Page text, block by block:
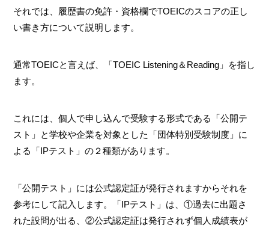
それでは、履歴書の免許・資格欄でTOEICのスコアの正し
い書き方について説明します。
通常TOEICと言えば、「TOEIC Listening＆Reading」を指し
ます。
これには、個人で申し込んで受験する形式である「公開テ
スト」と学校や企業を対象とした「団体特別受験制度」に
よる「IPテスト」の２種類があります。
「公開テスト」には公式認定証が発行されますからそれを
参考にして記入します。「IPテスト」は、①過去に出題さ
れた設問が出る、②公式認定証は発行されず個人成績表が